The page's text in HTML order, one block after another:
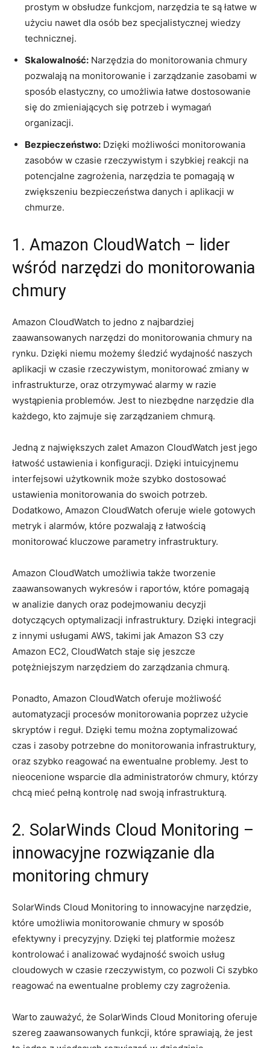
prostym ‌w obsłudze ‌funkcjom, narzędzia te⁣ są łatwe w⁢
użyciu nawet dla ​osób bez⁣ specjalistycznej wiedzy
technicznej.
Skalowalność: Narzędzia do monitorowania chmury‌
pozwalają na monitorowanie i zarządzanie⁣ zasobami w
sposób elastyczny,⁣ co ⁢umożliwia łatwe dostosowanie‌
się do zmieniających się potrzeb i wymagań
organizacji.
Bezpieczeństwo: Dzięki możliwości monitorowania
zasobów w czasie rzeczywistym i szybkiej reakcji ‍na ​
potencjalne zagrożenia, narzędzia te pomagają ‍w​
zwiększeniu bezpieczeństwa danych i aplikacji ⁢w
chmurze.
1. Amazon⁤ CloudWatch⁢ –⁤ lider​
wśród narzędzi‌ do monitorowania
chmury
Amazon CloudWatch to jedno z⁢ najbardziej⁤
zaawansowanych narzędzi do monitorowania chmury⁤ na
rynku. Dzięki niemu ‍możemy ⁣śledzić wydajność naszych
aplikacji w czasie rzeczywistym, monitorować zmiany w​
infrastrukturze, ⁣oraz otrzymywać alarmy ‌w razie
wystąpienia⁣ problemów. Jest ​to niezbędne narzędzie dla
każdego,⁤ kto zajmuje się zarządzaniem chmurą.
Jedną z największych zalet Amazon CloudWatch jest⁤ jego⁣
łatwość ⁤ustawienia ⁣i konfiguracji. ‌Dzięki intuicyjnemu
‌interfejsowi użytkownik może ‍szybko ⁤dostosować ​
ustawienia monitorowania do swoich ​potrzeb.
Dodatkowo,⁣ Amazon CloudWatch oferuje wiele gotowych
metryk ‍i alarmów, które⁢ pozwalają z łatwością
monitorować kluczowe⁤ parametry infrastruktury.
Amazon CloudWatch ⁤umożliwia także ⁤tworzenie
zaawansowanych wykresów i raportów, które⁤ pomagają
w analizie‌ danych oraz ‌podejmowaniu⁣ decyzji
dotyczących optymalizacji ⁢infrastruktury. Dzięki ⁣integracji
z innymi⁢ usługami⁤ AWS, takimi jak ​Amazon S3 czy
Amazon EC2, CloudWatch staje się ‍jeszcze
potężniejszym⁢ narzędziem ‍do‌ zarządzania ​chmurą.
Ponadto, Amazon CloudWatch oferuje⁤ możliwość
⁢automatyzacji procesów monitorowania ⁢poprzez użycie
skryptów i reguł.‍ Dzięki temu można zoptymalizować
czas​ i zasoby potrzebne do ⁢monitorowania infrastruktury,
oraz szybko⁤ reagować ⁢na ewentualne problemy. Jest ⁢to
nieocenione⁤ wsparcie dla administratorów chmury, którzy
chcą mieć pełną ‍kontrolę nad​ swoją‍ infrastrukturą.
2. SolarWinds Cloud⁣ Monitoring –
innowacyjne rozwiązanie⁣ dla ​
monitoring chmury
SolarWinds⁢ Cloud Monitoring ​to‍ innowacyjne narzędzie,⁣
które ‍umożliwia monitorowanie‍ chmury w ⁣sposób
efektywny i precyzyjny. Dzięki tej platformie możesz
‍kontrolować i⁤ analizować wydajność ⁤swoich​ usług
cloudowych ‌w czasie rzeczywistym, co‌ pozwoli ⁤Ci szybko
​reagować na⁣ ewentualne problemy czy zagrożenia.
Warto zauważyć, że⁤ SolarWinds Cloud Monitoring oferuje
szereg zaawansowanych funkcji, które sprawiają, ⁣że ‌jest